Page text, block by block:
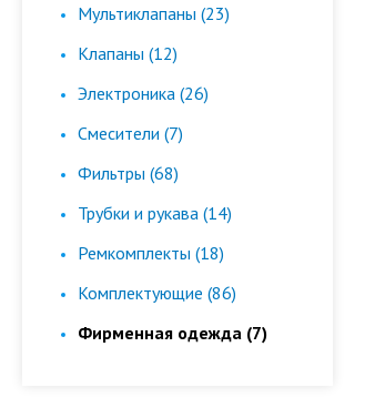
Мультиклапаны (23)
Клапаны (12)
Электроника (26)
Смесители (7)
Фильтры (68)
Трубки и рукава (14)
Ремкомплекты (18)
Комплектующие (86)
Фирменная одежда (7)